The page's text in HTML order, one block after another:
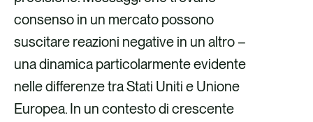
consenso in un mercato possono
suscitare reazioni negative in un altro –
una dinamica particolarmente evidente
nelle differenze tra Stati Uniti e Unione
Europea. In un contesto di crescente